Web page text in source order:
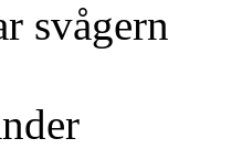
svågern